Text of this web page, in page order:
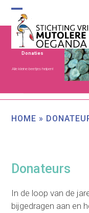
Skip
content
Open
mobile
menu
Close
mobile
menu
Donaties
Alle kleine beetjes helpen!
HOME »
Donateurs
In de loop van de
bijgedragen aan en